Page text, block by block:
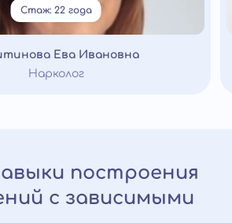
Стаж: 22 года
Ева Ивановна
Нарколог
построения
с зависимыми